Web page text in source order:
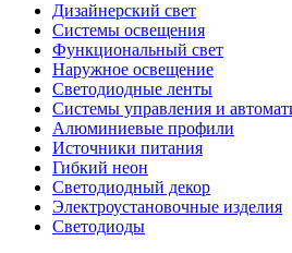
Дизайнерский свет
Системы освещения
Функциональный свет
Наружное освещение
Светодиодные ленты
Системы управления и
Алюминиевые профили
Источники питания
Гибкий неон
Светодиодный декор
Электроустановочные изделия
Светодиоды